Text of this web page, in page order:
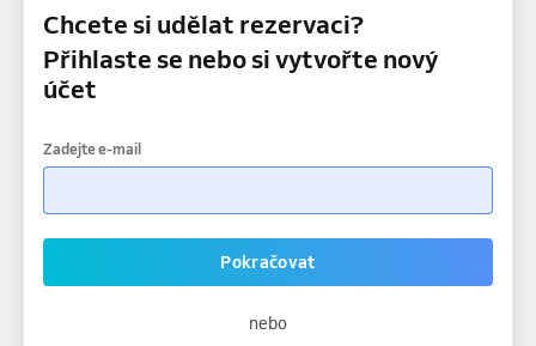
Chcete si udělat rezervaci?
Přihlaste se nebo si vytvořte nový
účet
Zadejte e-mail
Pokračovat
nebo